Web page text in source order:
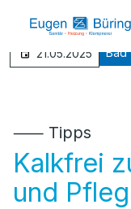
21.05.2025 Bad
⸺ Tipps
Kalkfrei
und